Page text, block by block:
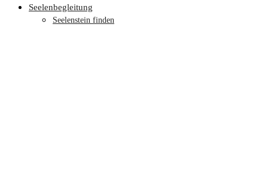
Seelenbegleitung
Seelenstein finden